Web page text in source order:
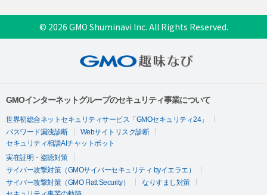
© 2026 GMO Shuminavi Inc. All Rights Reserved.